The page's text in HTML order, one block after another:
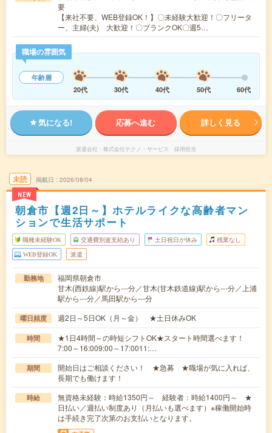
要
【来社不要、WEB登録OK！】〇未経験大歓迎！〇フリータ
ー、主婦(夫) 大歓迎！〇ブランクOK〇週5…
職場の雰囲気
年齢層
20代
30代 40代 50代 60代
気になる! 応募へ進む 詳しく見る
派遣会社 株式会社テクノ・サービス 採用担当
未読
NEW
掲載日 2026/08/04
朝倉市【週2日～】ホテルライクな高齢者マン
ションで生活サポート
職種未経験OK 交通費別途支給あり 土日祝日が休み 残業なし
WEB登録OK 派遣
勤務地
福岡県朝倉市
甘木(西鉄線)駅から---分／甘木(甘木鉄道線)駅から---分／上浦
駅から---分／馬田駅から---分
曜日頻度 週2日～5日OK（月～金） ★土日休みOK
時間
★1日4時間～の時短シフトOK★スタート時間選べます！
7:00～16:009:00～17:0011:…
期間
開始日はご相談ください！ ★急募 ★職場が気に入れば、
長期でも働けます！
時給
無資格未経験：時給1350円～ 経験者：時給1400円～ ★
日払い／週払い制度あり（月払いも選べます）※稼働開始時
は手続き完了次第のお支払いとなります。